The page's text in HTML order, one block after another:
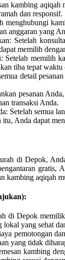
kambing aqiqah
dan responsif.
menghubungi
anggaran yang
Setelah
memilih
Setelah memilih
tiba tepat
detail
pesanan
transaksi Anda.
Setelah semua
Anda dapat
di Depok,
gratis,
kambing aqiqah
di Depok
lokal yang sehat
pemotongan
yang tidak
kambing